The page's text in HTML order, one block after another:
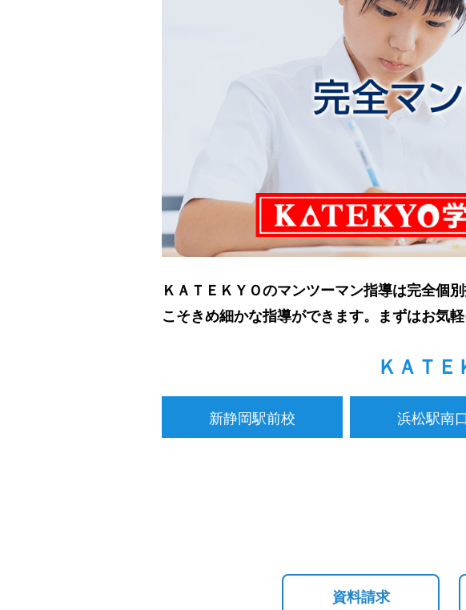
ＫＡＴＥＫＹＯのマンツーマン指導は完全個
こそきめ細かな指導ができます。まずはお気
ＫＡＴ
新静岡駅前校 浜松駅南
資料請求